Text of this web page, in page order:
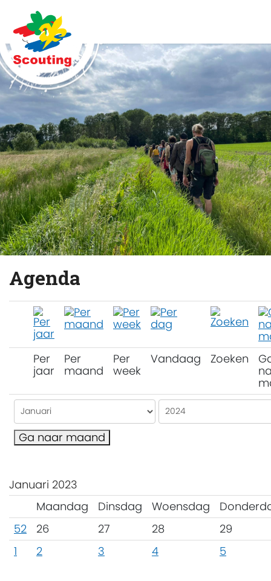
Agenda
Per
jaar
Per
maand
Per
week
Vandaag Zoeken
Ga naar maand
Januari 2023
Maandag
Dinsdag Woensdag
52
26 27 28
29
1
2 3 4 5